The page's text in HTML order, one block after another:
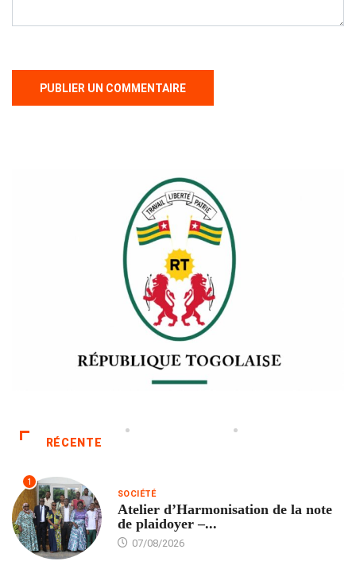
RÉCENTE
1
SOCIÉTÉ
Atelier d’Harmonisation de la note
de plaidoyer –...
07/08/2026